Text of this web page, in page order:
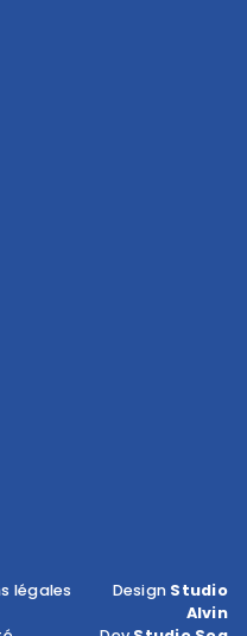
légales
Design Studio
Alvin